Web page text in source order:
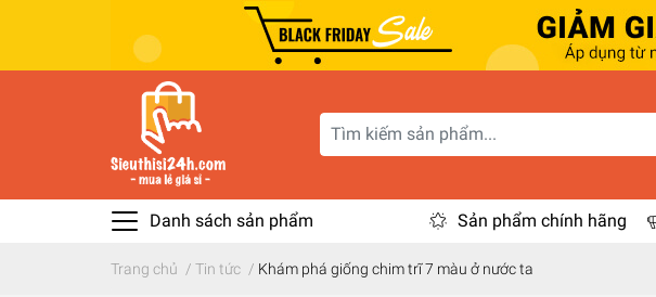
Danh sách sản phẩm Sản phẩm chính hãng
Trang chủ / Tin tức / Khám phá giống chim trĩ 7 màu ở nước ta